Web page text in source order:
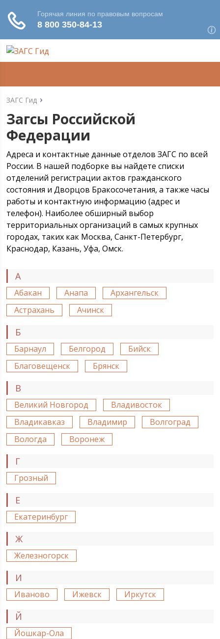
ЗАГС Гид
Загсы Российской
Федерации
Адреса и контактные данные отделов ЗАГС по всей
России. В нашей подборке вы найдете списки
отделений регистрации актов гражданского
состояния и Дворцов Бракосочетания, а также часы
работы и контактную информацию (адрес и
телефон). Наиболее обширный выбор
территориальных организаций в самых крупных
городах, таких как Москва, Санкт-Петербург,
Краснодар, Казань, Уфа, Омск.
А
Абакан Анапа
Архангельск
Астрахань
Ачинск
Б
Барнаул Белгород
Бийск
Благовещенск
Брянск
В
Великий Новгород
Владивосток
Владикавказ
Владимир
Волгоград
Вологда
Воронеж
Г
Грозный
Е
Екатеринбург
Ж
Железногорск
И
Иваново Ижевск Иркутск
Й
Йошкар-Ола